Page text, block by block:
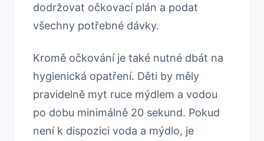
dodržovat očkovací plán a podat
všechny potřebné dávky.
Kromě očkování je také nutné dbát na
hygienická opatření. Děti by měly
pravidelně myt ruce mýdlem a vodou
po dobu minimálně 20 sekund. Pokud
není k dispozici voda a mýdlo, je